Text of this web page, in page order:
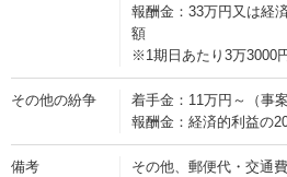
報酬金：33万円又は経
額
※1期日あたり3万3000
その他の紛争
着手金：11万円～（事
報酬金：経済的利益の
備考
その他、郵便代・交通